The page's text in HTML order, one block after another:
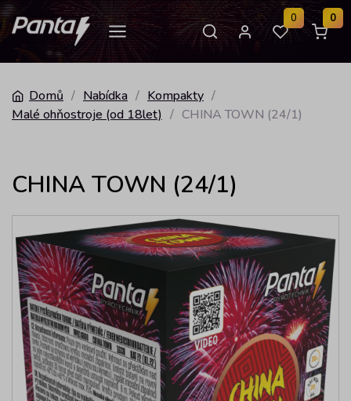
0 0
Domů / Nabídka / Kompakty /
Malé ohňostroje (od 18let) / CHINA TOWN (24/1)
CHINA TOWN (24/1)